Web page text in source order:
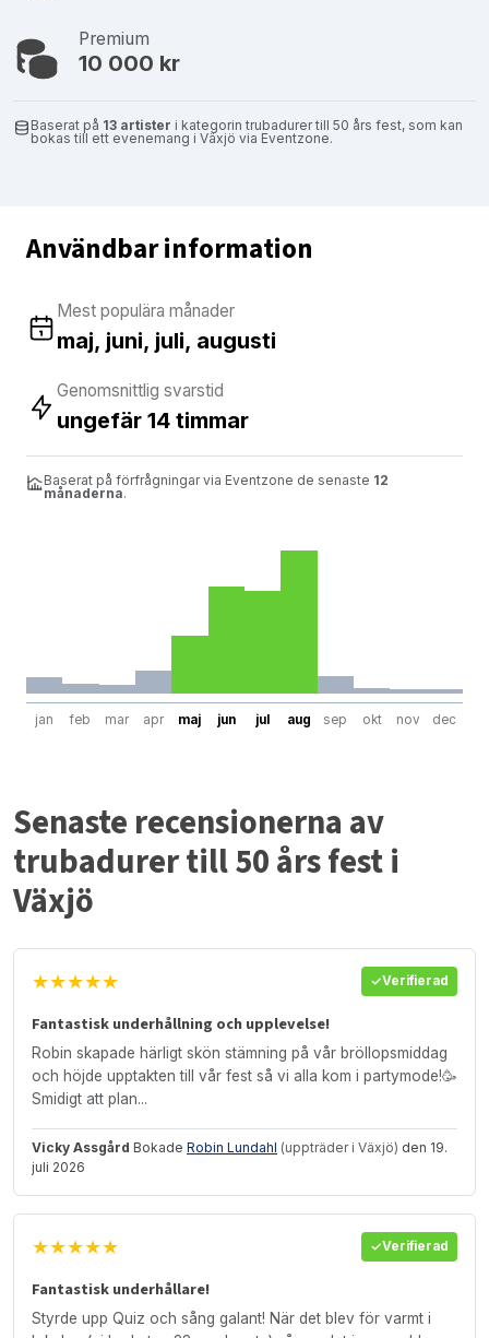
Premium
10 000 kr
Baserat på 13 artister i kategorin trubadurer till 50 års fest, som kan
bokas till ett evenemang i Växjö via Eventzone.
Användbar information
Mest populära månader
maj, juni, juli, augusti
Genomsnittlig svarstid
ungefär 14 timmar
Baserat på förfrågningar via Eventzone de senaste 12
månaderna.
jan feb mar apr maj jun jul aug sep okt nov dec
Senaste recensionerna av
trubadurer till 50 års fest i
Växjö
★★★★★ Verifierad
Fantastisk underhållning och upplevelse!
Robin skapade härligt skön stämning på vår bröllopsmiddag
och höjde upptakten till vår fest så vi alla kom i partymode!🥳
Smidigt att plan...
Vicky Assgård Bokade Robin Lundahl (uppträder i Växjö) den 19.
juli 2026
★★★★★ Verifierad
Fantastisk underhållare!
Styrde upp Quiz och sång galant! När det blev för varmt i